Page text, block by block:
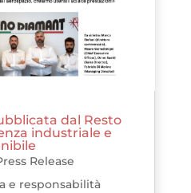
dal Resto
industriale e
Release
e responsabilità